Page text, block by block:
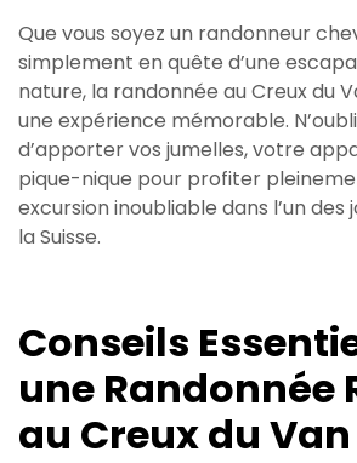
Que vous soyez un randonneur
simplement en quête d’une
nature, la randonnée au Creux du
une expérience mémorable.
d’apporter vos jumelles, votre
pique-nique pour profiter
excursion inoubliable dans l’un des
la Suisse.
Conseils
une Randonnée
au Creux du Van